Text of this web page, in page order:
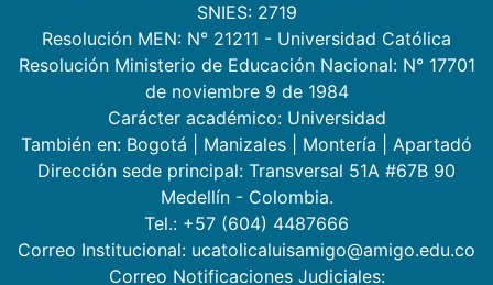
SNIES: 2719
Resolución MEN: N° 21211 - Universidad Católica
Resolución Ministerio de Educación Nacional: N° 17701
de noviembre 9 de 1984
Carácter académico: Universidad
También en: Bogotá Manizales Montería
Apartadó
Dirección sede principal: Transversal 51A #67B 90
Medellín - Colombia.
Tel.: +57 (604) 4487666
Correo Institucional: ucatolicaluisamigo@amigo.edu.co
Correo Notificaciones Judiciales: